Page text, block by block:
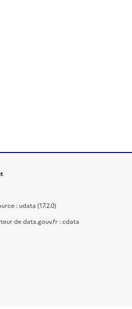
: udata (17.2.0)
de data.gouv.fr : cdata